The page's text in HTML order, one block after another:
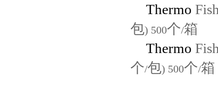
Thermo
包) 500个/箱
Thermo
个/包) 500个/箱